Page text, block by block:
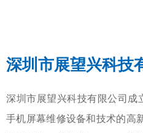
深圳市展望兴科技
深圳市展望兴科技有限公司成
手机屏幕维修设备和技术的高